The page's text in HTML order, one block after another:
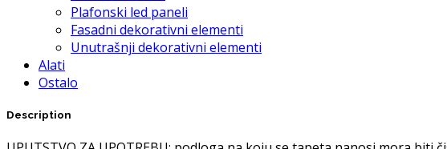
Plafonski led paneli
Fasadni dekorativni elementi
Unutrašnji dekorativni elementi
Alati
Ostalo
Description